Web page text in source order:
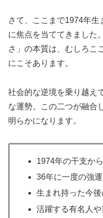
さて、ここまで1974年
に焦点を当ててきました
さ」の本質は、むしろこ
にこそあります。
社会的な逆境を乗り越え
な運勢。この二つが融合
明らかになります。
1974年の干支か
36年に一度の強
生まれ持った今
活躍する有名人